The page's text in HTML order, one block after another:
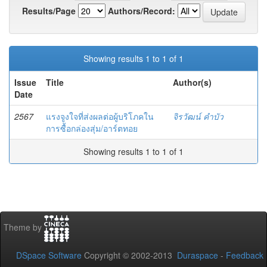
Results/Page
Authors/Record:
Showing results 1 to 1 of 1
Issue
Date
Title Author(s)
2567
แรงจูงใจที่ส่งผลต่อผู้บริโภคใน
การซื้อกล่องสุ่ม/อาร์ตทอย
จิรวัฒน์ คำบัว
Showing results 1 to 1 of 1
Theme by
DSpace Software Copyright © 2002-2013 Duraspace - Feedback